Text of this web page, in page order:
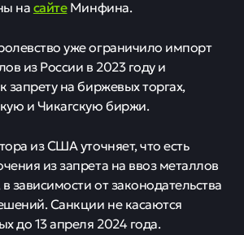
насайтеМинфина.
уже ограничило импорт
из России в 2023 году и
запрету на биржевых торгах,
и Чикагскую биржи.
из США уточняет, что есть
из запрета на ввоз металлов
зависимости от законодательства
Санкции не касаются
до 13 апреля 2024 года.